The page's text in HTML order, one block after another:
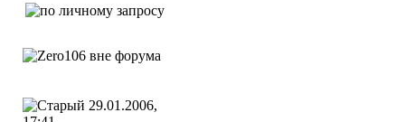
29.01.2006,